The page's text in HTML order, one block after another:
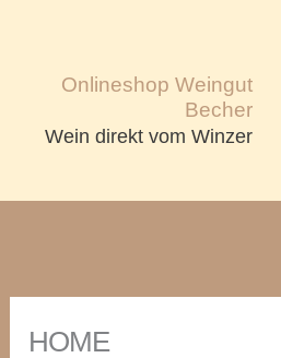
springenOnlineshop Weingut
Becher
Wein direkt vom Winzer
HOME